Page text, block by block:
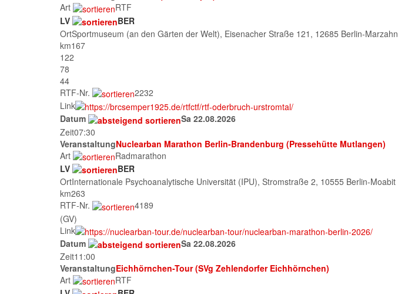
Art
RTF
LV
BER
OrtSportmuseum (an den Gärten der Welt), Eisenacher Straße 121, 12685 Berlin-Marzahn
km167
122
78
44
RTF-Nr.
2232
Link
Datum
Sa 22.08.2026
Zeit07:30
VeranstaltungNuclearban Marathon Berlin-Brandenburg (Pressehütte Mutlangen)
Art
Radmarathon
LV
BER
OrtInternationale Psychoanalytische Universität (IPU), Stromstraße 2, 10555 Berlin-Moabit
km263
RTF-Nr.
4189
(GV)
Link
Datum
Sa 22.08.2026
Zeit11:00
VeranstaltungEichhörnchen-Tour (SVg Zehlendorfer Eichhörnchen)
Art
RTF